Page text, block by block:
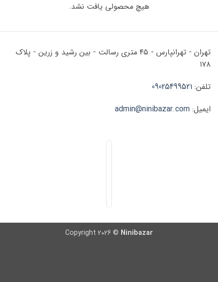
هیچ محصولی یافت نشد.
تهران - تهرانپارس - ۴۵ متری رسالت - بین رشید و زرین - پلاک
۱۷۸
تلفن: 09025499521
ایمیل: admin@ninibazar.com
Copyright 2026 © Ninibazar